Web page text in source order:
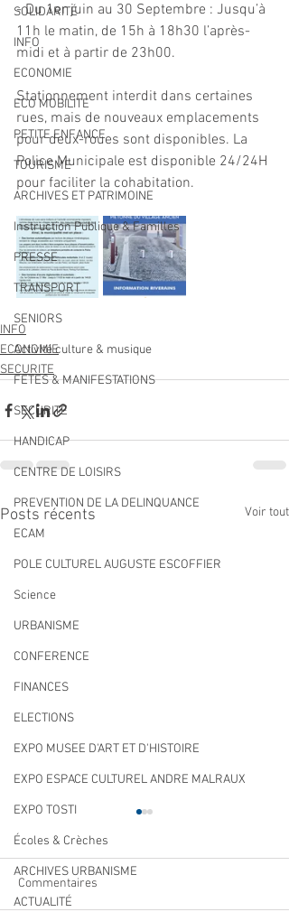
SOLIDARITÉ
INFO
ECONOMIE
ECO MOBILITE
PETITE ENFANCE
TOURISME
ARCHIVES ET PATRIMOINE
Instruction Publique & Familles
PRESSE
TRANSPORT
SENIORS
Activité culture & musique
FETES & MANIFESTATIONS
SECURITE
HANDICAP
CENTRE DE LOISIRS
PREVENTION DE LA DELINQUANCE
ECAM
POLE CULTUREL AUGUSTE ESCOFFIER
Science
URBANISME
CONFERENCE
FINANCES
ELECTIONS
EXPO MUSEE D'ART ET D'HISTOIRE
EXPO ESPACE CULTUREL ANDRE MALRAUX
EXPO TOSTI
Écoles & Crèches
ARCHIVES URBANISME
ACTUALITÉ
- Du 1er juin au 30 Septembre : Jusqu’à
11h le matin, de 15h à 18h30 l’après-
midi et à partir de 23h00.
Stationnement interdit dans certaines
rues, mais de nouveaux emplacements
pour deux-roues sont disponibles. La
Police Municipale est disponible 24/24H
pour faciliter la cohabitation.
INFO
ECONOMIE
SECURITE
Posts récents Voir tout
Commentaires